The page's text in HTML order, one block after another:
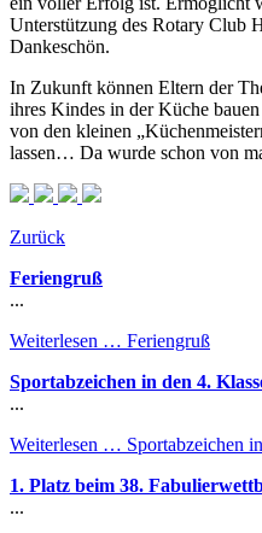
Unterstützung des Rotary Club
Dankeschön.
In Zukunft können Eltern der
ihres Kindes in der Küche
von den kleinen
lassen… Da wurde schon von
Zurück
Feriengruß
...
Weiterlesen … Feriengruß
Sportabzeichen in den 4.
...
Weiterlesen … Sportabzeichen
1. Platz beim 38.
...